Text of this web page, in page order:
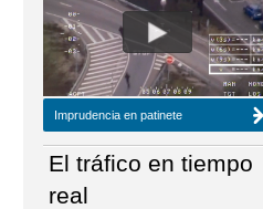
NÚMERO ACTUAL HEMEROTECA
Imprudencia en patinete
El tráfico en tiempo
real